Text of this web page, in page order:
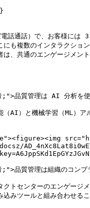
話通話）で、お客様には
にも複数のインタラクショ
、共通のエンゲージメン
質管理は AI 分析を使用
（AI）と機械学習（ML）
管理は組織のコンプラ
トセンターのエンゲージ
みツールと組み合わせる